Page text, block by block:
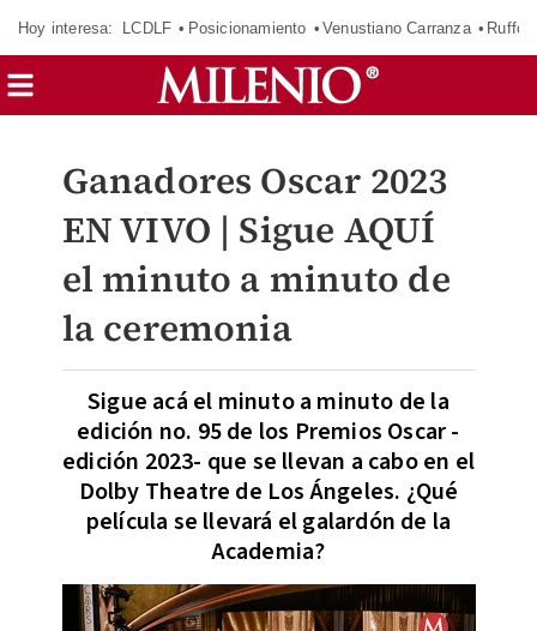
Hoy interesa: LCDLF Posicionamiento Venustiano Carranza Ruffo
Ganadores Oscar 2023
EN VIVO | Sigue AQUÍ
el minuto a minuto de
la ceremonia
Sigue acá el minuto a minuto de la
edición no. 95 de los Premios Oscar -
edición 2023- que se llevan a cabo en el
Dolby Theatre de Los Ángeles. ¿Qué
película se llevará el galardón de la
Academia?